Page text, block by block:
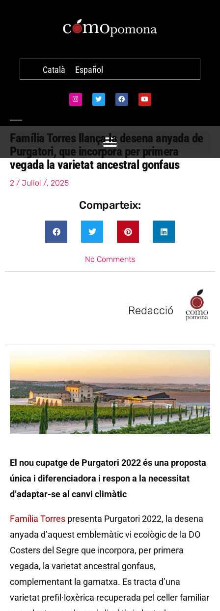
Català Español
Família Torres llança la desena anyada de
Purgatori, que incorpora per primera
vegada la varietat ancestral gonfaus
2 / Juliol /, 2025
Comparteix:
No Comments
Redacció
El nou cupatge de Purgatori 2022 és una proposta
única i diferenciadora i respon a la necessitat
d’adaptar-se al canvi climàtic
Família Torres presenta Purgatori 2022, la desena
anyada d’aquest emblemàtic vi ecològic de la DO
Costers del Segre que incorpora, per primera
vegada, la varietat ancestral gonfaus,
complementant la garnatxa. Es tracta d’una
varietat prefil·loxèrica recuperada pel celler familiar